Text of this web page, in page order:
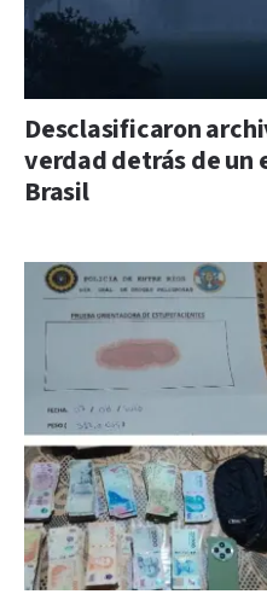
Desclasificaron
verdad detrás de un
Brasil